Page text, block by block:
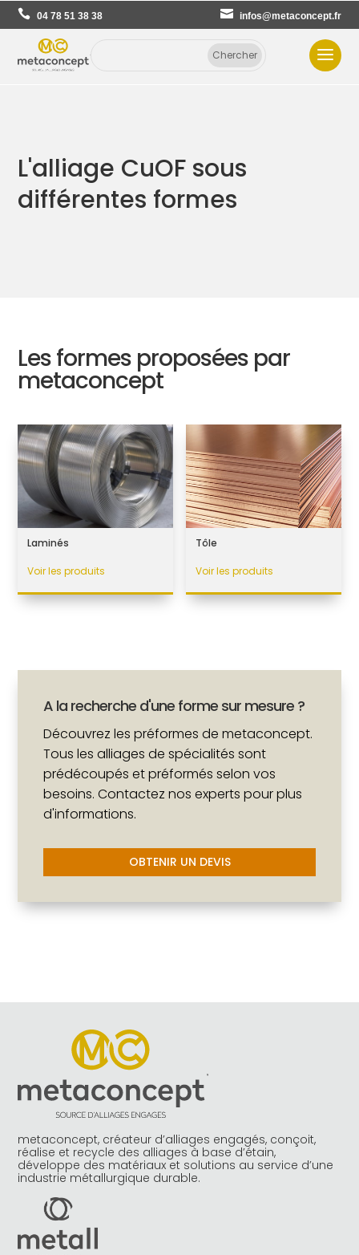
04 78 51 38 38 infos@metaconcept.fr
L'alliage CuOF sous
différentes formes
Les formes proposées par
metaconcept
Laminés
Voir les produits
Tôle
Voir les produits
A la recherche d'une forme sur mesure ?
Découvrez les préformes de metaconcept.
Tous les alliages de spécialités sont
prédécoupés et préformés selon vos
besoins. Contactez nos experts pour plus
d'informations.
OBTENIR UN DEVIS
metaconcept, créateur d’alliages engagés, conçoit,
réalise et recycle des alliages à base d’étain,
développe des matériaux et solutions au service d’une
industrie métallurgique durable.